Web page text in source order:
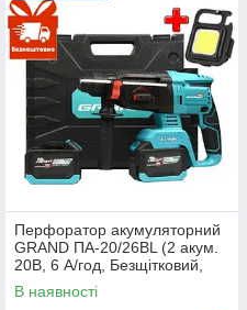
Перфоратор акумуляторний
GRAND ПА-20/26BL (2 акум.
20В, 6 А/год, Безщітковий,
ЧЕХІЯ)
В наявності